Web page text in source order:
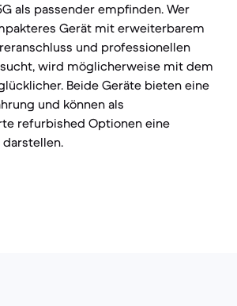
als passender empfinden. Wer
Gerät mit erweiterbarem
und professionellen
wird möglicherweise mit dem
Beide Geräte bieten eine
und können als
refurbished Optionen eine
darstellen.